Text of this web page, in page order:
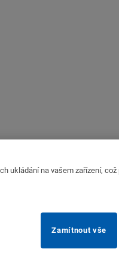
ukládání na vašem zařízení,
Zamítnout vše